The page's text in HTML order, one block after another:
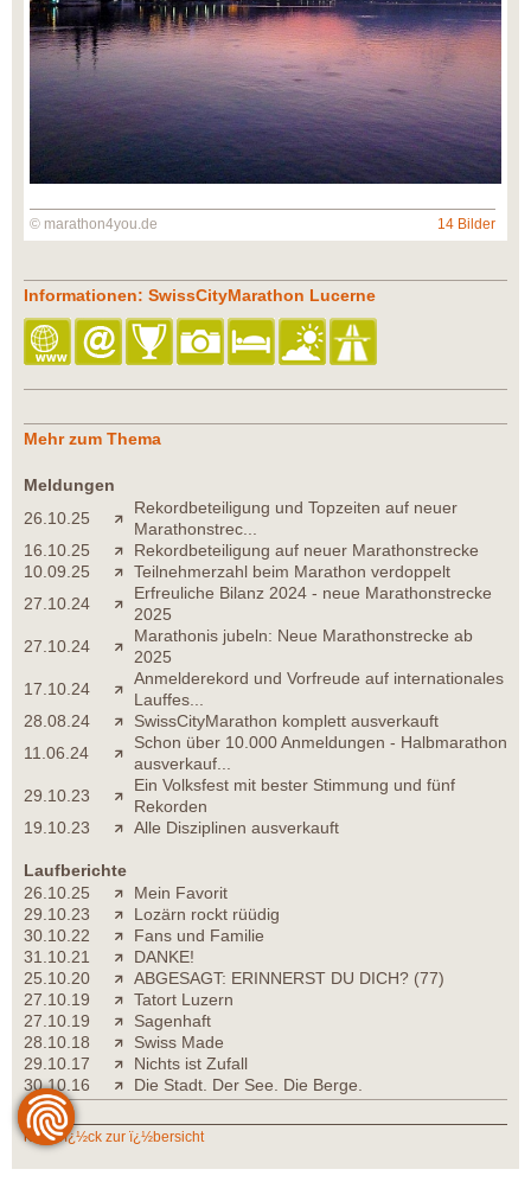
© marathon4you.de 14 Bilder
Informationen: SwissCityMarathon Lucerne
Mehr zum Thema
Meldungen
26.10.25
Rekordbeteiligung und Topzeiten auf neuer
Marathonstrec...
16.10.25
Rekordbeteiligung auf neuer Marathonstrecke
10.09.25
Teilnehmerzahl beim Marathon verdoppelt
27.10.24
Erfreuliche Bilanz 2024 - neue Marathonstrecke
2025
27.10.24
Marathonis jubeln: Neue Marathonstrecke ab
2025
17.10.24
Anmelderekord und Vorfreude auf internationales
Lauffes...
28.08.24
SwissCityMarathon komplett ausverkauft
11.06.24
Schon über 10.000 Anmeldungen - Halbmarathon
ausverkauf...
29.10.23
Ein Volksfest mit bester Stimmung und fünf
Rekorden
19.10.23
Alle Disziplinen ausverkauft
Laufberichte
26.10.25
Mein Favorit
29.10.23
Lozärn rockt rüüdig
30.10.22
Fans und Familie
31.10.21
DANKE!
25.10.20
ABGESAGT: ERINNERST DU DICH? (77)
27.10.19
Tatort Luzern
27.10.19
Sagenhaft
28.10.18
Swiss Made
29.10.17
Nichts ist Zufall
30.10.16
Die Stadt. Der See. Die Berge.
zurï¿½ck zur ï¿½bersicht